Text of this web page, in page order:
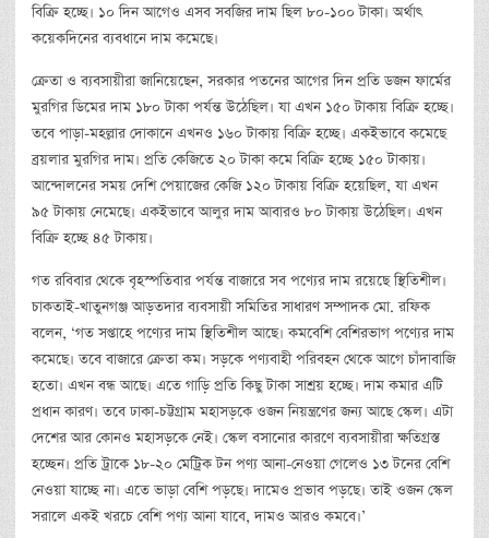
বিক্রি হচ্ছে। ১০ দিন আগেও এসব সবজির দাম ছিল ৮০-১০০ টাকা। অর্থাৎ
কয়েকদিনের ব্যবধানে দাম কমেছে।
ক্রেতা ও ব্যবসায়ীরা জানিয়েছেন, সরকার পতনের আগের দিন প্রতি ডজন ফার্মের
মুরগির ডিমের দাম ১৮০ টাকা পর্যন্ত উঠেছিল। যা এখন ১৫০ টাকায় বিক্রি হচ্ছে।
তবে পাড়া-মহল্লার দোকানে এখনও ১৬০ টাকায় বিক্রি হচ্ছে। একইভাবে কমেছে
ব্রয়লার মুরগির দাম। প্রতি কেজিতে ২০ টাকা কমে বিক্রি হচ্ছে ১৫০ টাকায়।
আন্দোলনের সময় দেশি পেয়াজের কেজি ১২০ টাকায় বিক্রি হয়েছিল, যা এখন
৯৫ টাকায় নেমেছে। একইভাবে আলুর দাম আবারও ৮০ টাকায় উঠেছিল। এখন
বিক্রি হচ্ছে ৪৫ টাকায়।
গত রবিবার থেকে বৃহস্পতিবার পর্যন্ত বাজারে সব পণ্যের দাম রয়েছে স্থিতিশীল।
চাকতাই-খাতুনগঞ্জ আড়তদার ব্যবসায়ী সমিতির সাধারণ সম্পাদক মো. রফিক
বলেন, ‘গত সপ্তাহে পণ্যের দাম স্থিতিশীল আছে। কমবেশি বেশিরভাগ পণ্যের দাম
কমেছে। তবে বাজারে ক্রেতা কম। সড়কে পণ্যবাহী পরিবহন থেকে আগে চাঁদাবাজি
হতো। এখন বন্ধ আছে। এতে গাড়ি প্রতি কিছু টাকা সাশ্রয় হচ্ছে। দাম কমার এটি
প্রধান কারণ। তবে ঢাকা-চট্টগ্রাম মহাসড়কে ওজন নিয়ন্ত্রণের জন্য আছে স্কেল। এটা
দেশের আর কোনও মহাসড়কে নেই। স্কেল বসানোর কারণে ব্যবসায়ীরা ক্ষতিগ্রস্ত
হচ্ছেন। প্রতি ট্রাকে ১৮-২০ মেট্রিক টন পণ্য আনা-নেওয়া গেলেও ১৩ টনের বেশি
নেওয়া যাচ্ছে না। এতে ভাড়া বেশি পড়ছে। দামেও প্রভাব পড়ছে। তাই ওজন স্কেল
সরালে একই খরচে বেশি পণ্য আনা যাবে, দামও আরও কমবে।’